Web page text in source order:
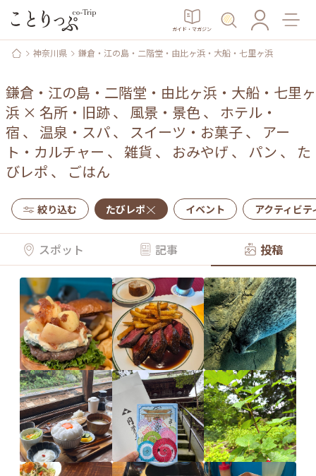
ガイド・マガジン
神奈川県 鎌倉・江の島・二階堂・由比ヶ浜・大船・七里ヶ浜
鎌倉・江の島・二階堂・由比ヶ浜・大船・七里ヶ
浜 × 名所・旧跡、 風景・景色、 ホテル・
宿 、 温泉・スパ、 スイーツ・お菓子、 アー
ト・カルチャー 、 雑貨 、 おみやげ 、 パン 、 た
びレポ 、 ごはん
絞り込む たびレポ イベント アクティビテ
スポット 記事 投稿